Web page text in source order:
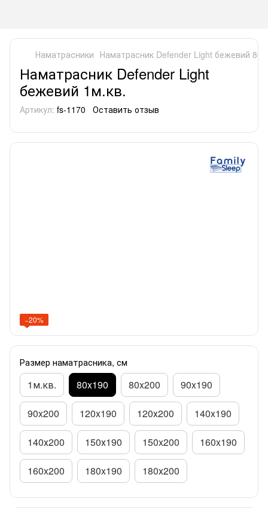
Наматрасники Наматрасник Defender Light бежевий
Наматрасник Defender Light
бежевий 1м.кв.
Артикул: fs-1170 Оставить отзыв
−20%
Размер наматрасника, см
1м.кв. 80x190 80x200 90x190
90x200 120x190 120х200 140x190
140х200 150х190 150x200 160x190
160x200 180x190 180х200